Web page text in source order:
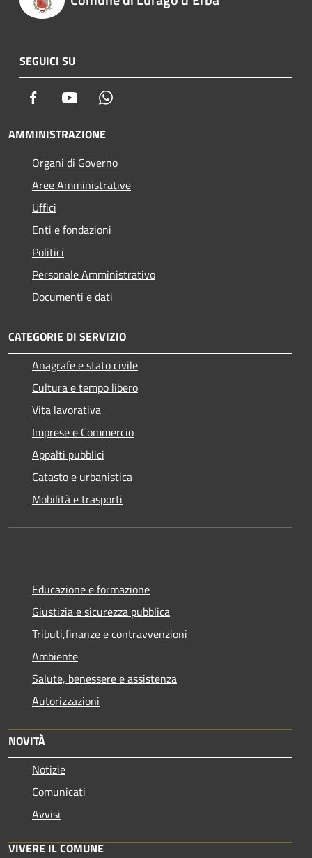
SEGUICI SU
Facebook Youtube
AMMINISTRAZIONE
Organi di Governo
Aree Amministrative
Uffici
Enti e fondazioni
Politici
Personale Amministrativo
Documenti e dati
CATEGORIE DI SERVIZIO
Anagrafe e stato civile
Cultura e tempo libero
Vita lavorativa
Imprese e Commercio
Appalti pubblici
Catasto e urbanistica
Mobilità e trasporti
Educazione e formazione
Giustizia e sicurezza pubblica
Tributi,finanze e contravvenzioni
Ambiente
Salute, benessere e assistenza
Autorizzazioni
NOVITÀ
Notizie
Comunicati
Avvisi
VIVERE IL COMUNE